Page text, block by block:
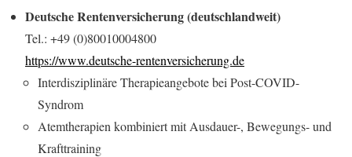
Deutsche Rentenversicherung (deutschlandweit)
Tel.: +49 (0)80010004800
https://www.deutsche-rentenversicherung.de
Interdisziplinäre Therapieangebote bei Post-COVID-
Syndrom
Atemtherapien kombiniert mit Ausdauer-, Bewegungs- und
Krafttraining